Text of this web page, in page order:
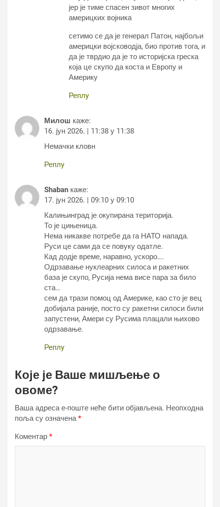
јер је тиме спасен зивот многих
америцких војника
сетимо се да је генерал Патон, најбољи
америцки војсководја, био против тога, и
да је тврдио да је то историјска греска
која це скупо да коста и Европу и
Америку
Реплy
Милош каже:
16. јун 2026. | 11:38 у 11:38
Немачки кловн
Реплy
Shaban каже:
17. јун 2026. | 09:10 у 09:10
Калињинград је окупирана територија.
То је цињеница.
Нема никакве потребе да га НАТО напада.
Руси це сами да се повуку одатле.
Кад додје време, наравно, ускоро….
Одрзавање нуклеарних силоса и ракетних
база је скупо, Русија нема висе пара за било
ста…
сем да трази помоц од Америке, као сто је вец
добијала раније, посто су ракетни силоси били
запустени, Амери су Русима плацали њихово
одрзавање.
Реплy
Које је Ваше мишљење о
овоме?
Ваша адреса е-поште неће бити објављена. Неопходна
поља су означена*
Коментар *